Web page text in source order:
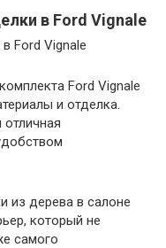
в Ford Vignale
Ford Vignale
и отделка.
из дерева в салоне
который не
самого